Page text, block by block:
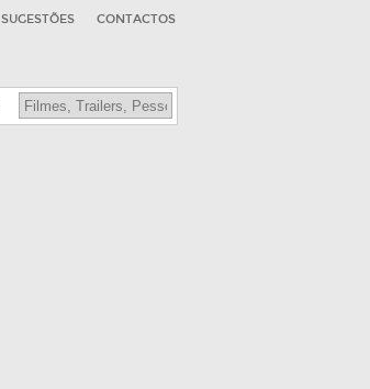
SUGESTÕES CONTACTOS